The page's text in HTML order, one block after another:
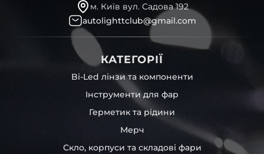
м. Київ вул. Садова 192
autolighttclub@gmail.com
КАТЕГОРІЇ
Bi-Led лінзи та компоненти
Інструменти для фар
Герметик та рідини
Мерч
Скло, корпуси та складові фари